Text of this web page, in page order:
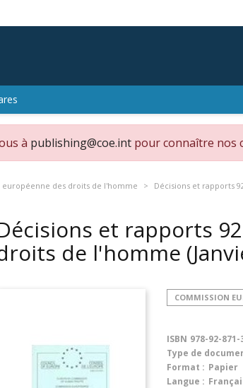
à publishing@coe.int pour connaître nos
européenne des droits de l'homme Décisions et rapports
et rapports
de l'homme
COMMISSION
ISBN 978-92-871-
Type de
Format : Papier
Langue :